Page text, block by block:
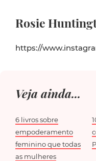
Rosie
https://
Veja ainda...
6 livros sobre
empoderamento
feminino que todas
as mulheres